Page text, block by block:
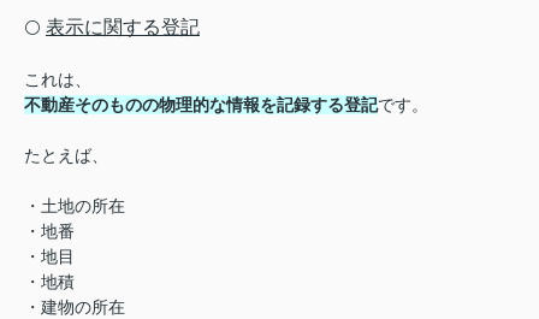
⚪️ 表示に関する登記
これは、
不動産そのものの物理的な情報を記録する登記です。
たとえば、
・土地の所在
・地番
・地目
・地積
・建物の所在